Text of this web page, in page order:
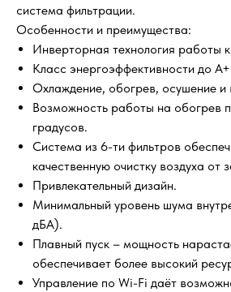
система фильтрации.
Особенности и преимущества:
Инверторная технология работы
Класс энергоэффективности до
Охлаждение, обогрев, осушение и
Возможность работы на обогрев
градусов.
Система из 6-ти фильтров
качественную очистку воздуха от
Привлекательный дизайн.
Минимальный уровень шума
дБА).
Плавный пуск – мощность
обеспечивает более высокий
Управление по Wi-Fi даёт